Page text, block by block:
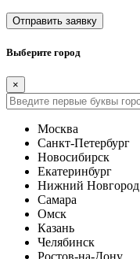
Отправить заявку
Выберите город
×
Москва
Санкт-Петербург
Новосибирск
Екатеринбург
Нижний Новгород
Самара
Омск
Казань
Челябинск